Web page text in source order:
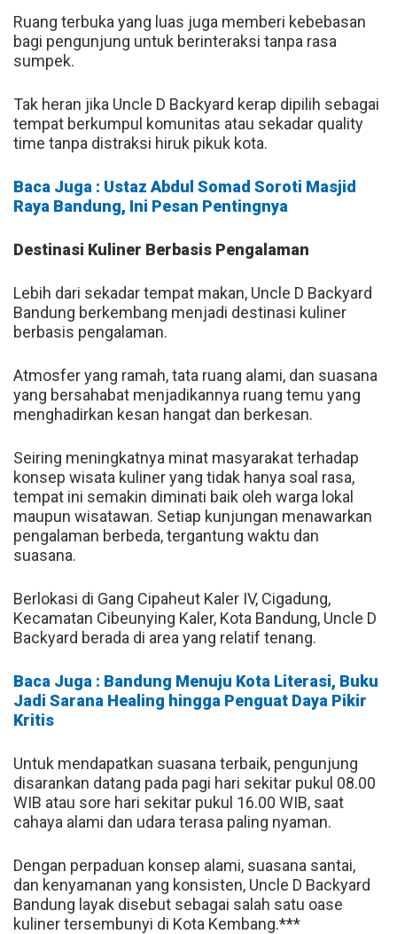
Ruang terbuka yang luas juga memberi kebebasan
bagi pengunjung untuk berinteraksi tanpa rasa
sumpek.
Tak heran jika Uncle D Backyard kerap dipilih sebagai
tempat berkumpul komunitas atau sekadar quality
time tanpa distraksi hiruk pikuk kota.
Baca Juga : Ustaz Abdul Somad Soroti Masjid
Raya Bandung, Ini Pesan Pentingnya
Destinasi Kuliner Berbasis Pengalaman
Lebih dari sekadar tempat makan, Uncle D Backyard
Bandung berkembang menjadi destinasi kuliner
berbasis pengalaman.
Atmosfer yang ramah, tata ruang alami, dan suasana
yang bersahabat menjadikannya ruang temu yang
menghadirkan kesan hangat dan berkesan.
Seiring meningkatnya minat masyarakat terhadap
konsep wisata kuliner yang tidak hanya soal rasa,
tempat ini semakin diminati baik oleh warga lokal
maupun wisatawan. Setiap kunjungan menawarkan
pengalaman berbeda, tergantung waktu dan
suasana.
Berlokasi di Gang Cipaheut Kaler IV, Cigadung,
Kecamatan Cibeunying Kaler, Kota Bandung, Uncle D
Backyard berada di area yang relatif tenang.
Baca Juga : Bandung Menuju Kota Literasi, Buku
Jadi Sarana Healing hingga Penguat Daya Pikir
Kritis
Untuk mendapatkan suasana terbaik, pengunjung
disarankan datang pada pagi hari sekitar pukul 08.00
WIB atau sore hari sekitar pukul 16.00 WIB, saat
cahaya alami dan udara terasa paling nyaman.
Dengan perpaduan konsep alami, suasana santai,
dan kenyamanan yang konsisten, Uncle D Backyard
Bandung layak disebut sebagai salah satu oase
kuliner tersembunyi di Kota Kembang.***